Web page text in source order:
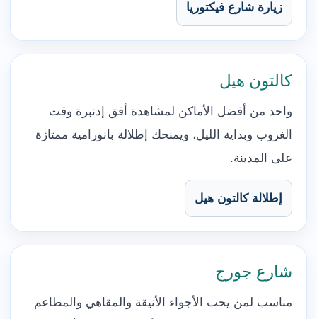
زيارة شارع فيكتوريا
كالتون هيل
واحد من أفضل الأماكن لمشاهدة أفق إدنبرة وقت
الغروب وبداية الليل، ويمنحك إطلالة بانورامية ممتازة
على المدينة.
إطلالة كالتون هيل
شارع جورج
مناسب لمن يحب الأجواء الأنيقة والمقاهي والمطاعم